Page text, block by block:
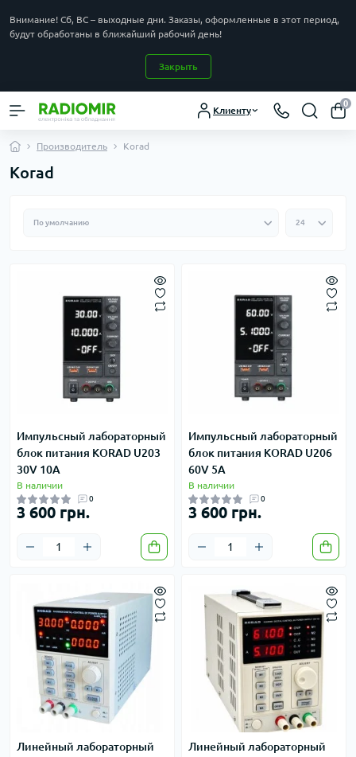
Внимание! Сб, ВС – выходные дни. Заказы, оформленные в этот период,
будут обработаны в ближайший рабочий день!
Закрыть
Клиенту
0
Производитель Korad
Korad
Импульсный лабораторный
блок питания KORAD U203
30V 10A
В наличии
0
3 600 грн.
Импульсный лабораторный
блок питания KORAD U206
60V 5A
В наличии
0
3 600 грн.
Линейный лабораторный
Линейный лабораторный